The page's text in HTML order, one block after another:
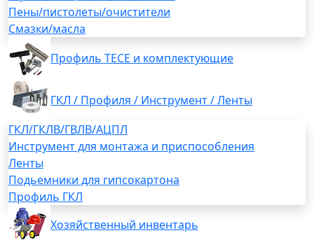
Пены/пистолеты/очистители
Смазки/масла
Профиль TECE и комплектующие
ГКЛ / Профиля / Инструмент / Ленты
ГКЛ/ГКЛВ/ГВЛВ/АЦПЛ
Инструмент для монтажа и приспособления
Ленты
Подьемники для гипсокартона
Профиль ГКЛ
Хозяйственный инвентарь